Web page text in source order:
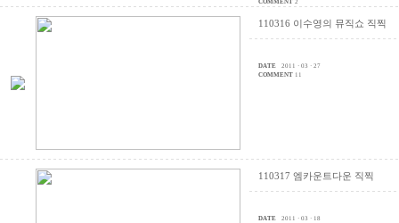
COMMENT 2
110316 이수영의 뮤직쇼 직찍
DATE
2011 · 03 · 27
COMMENT
110317 엠카운트다운 직찍
DATE
2011 · 03 · 18